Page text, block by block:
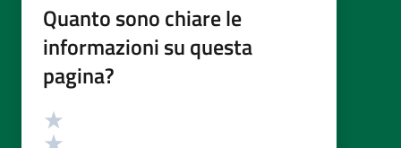
Quanto sono chiare le
informazioni su questa
pagina?
Valutazione